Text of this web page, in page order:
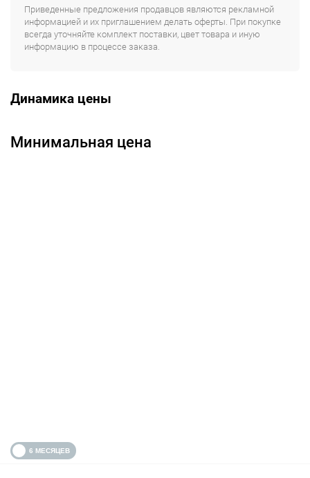
Приведенные предложения продавцов являются рекламной
информацией и их приглашением делать оферты. При покупке
всегда уточняйте комплект поставки, цвет товара и иную
информацию в процессе заказа.
Динамика цены
Минимальная цена